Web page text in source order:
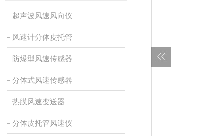
超声波风速风向仪
风速计分体皮托管
防爆型风速传感器
分体式风速传感器
热膜风速变送器
分体皮托管风速仪